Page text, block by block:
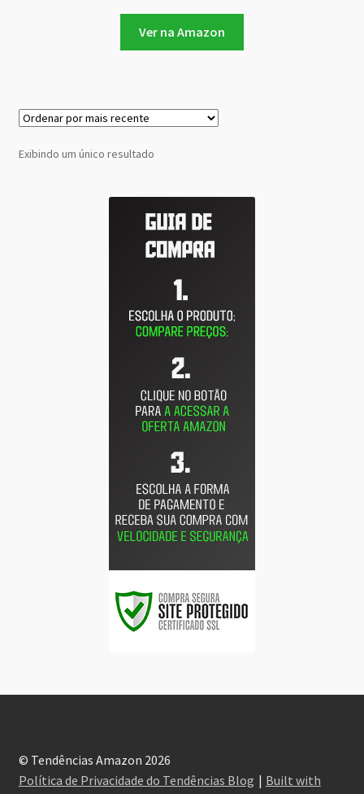
Ver na Amazon
Exibindo um único resultado
© Tendências Amazon 2026
Política de Privacidade do Tendências Blog
Built with